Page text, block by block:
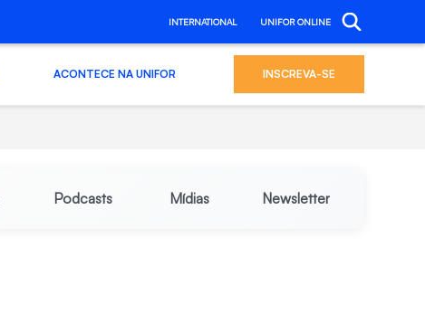
INTERNATIONAL UNIFOR ONLINE
ACONTECE NA UNIFOR INSCREVA-SE
Podcasts Mídias Newsletter